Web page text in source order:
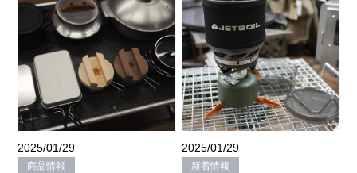
2025/01/29
商品情報
2025/01/29
新着情報